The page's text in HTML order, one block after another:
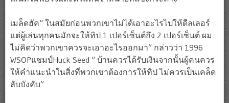
เมล็ดฮัค“ ในสมัยก่อนพวกเขาไม่ได้เอาอะไรไปให้ดีลเลอร์
แต่ผู้เล่นทุกคนมักจะให้ทิป 1 เปอร์เซ็นต์ถึง 2 เปอร์เซ็นต์ ผม
ไม่คิดว่าพวกเขาควรจะเอาอะไรออกมา” กล่าวว่า 1996
WSOPแชมป์Huck Seed “ บ้านควรได้รับเงินจากนั้นผู้คนควร
ให้คำแนะนำในสิ่งที่พวกเขาต้องการให้ทิป ไม่ควรเป็นเคล็ด
ลับบังคับ”